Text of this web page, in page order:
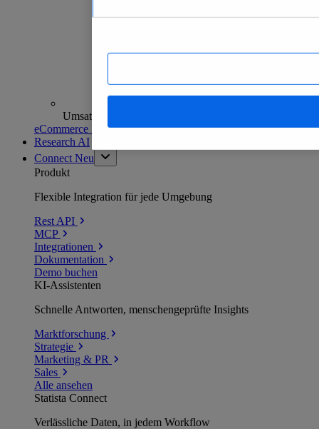
Umsatzanalysen und -prognosen
eCommerce Insights entdecken
Research AI
Connect Neu
Produkt
Flexible Integration für jede Umgebung
Rest API
MCP
Integrationen
Dokumentation
Demo buchen
KI-Assistenten
Schnelle Antworten, menschengeprüfte Insights
Marktforschung
Strategie
Marketing & PR
Sales
Alle ansehen
Statista Connect
Verlässliche Daten, in jedem Workflow